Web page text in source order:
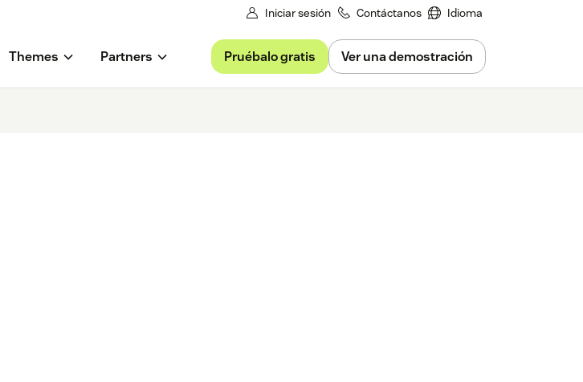
Iniciar sesión Contáctanos Idioma
Themes Partners Pruébalo gratis Ver una demostración